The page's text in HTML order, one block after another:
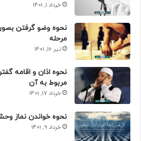
خرداد 1, 1401
نحوه وضو گرفتن
مرحله
تیر 16, 1401
نحوه اذان و اقامه
مربوط به آن
خرداد 17, 1401
نحوه خواندن نماز
خرداد 9, 1401